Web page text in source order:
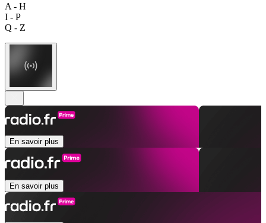
A - H
I - P
Q - Z
En savoir plus
En savoir plus